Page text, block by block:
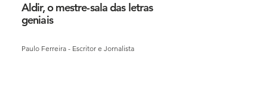
Aldir, o mestre-sala das letras
geniais
Paulo Ferreira - Escritor e Jornalista